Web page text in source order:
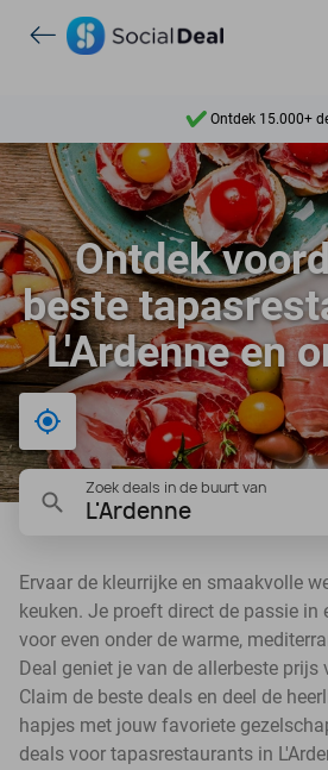
Ontdek 15.000+
7 dagen per week
10+ miljoen
Ontdek 15.000+
Ontdek
beste
L'Ardenne en
Bij mij in de buurt
Zoek deals in de buurt van
L'Ardenne
Ervaar de kleurrijke en smaakvolle
keuken. Je proeft direct de passie in
voor even onder de warme,
Deal geniet je van de allerbeste
Claim de beste deals en deel de
hapjes met jouw favoriete
deals voor tapasrestaurants in